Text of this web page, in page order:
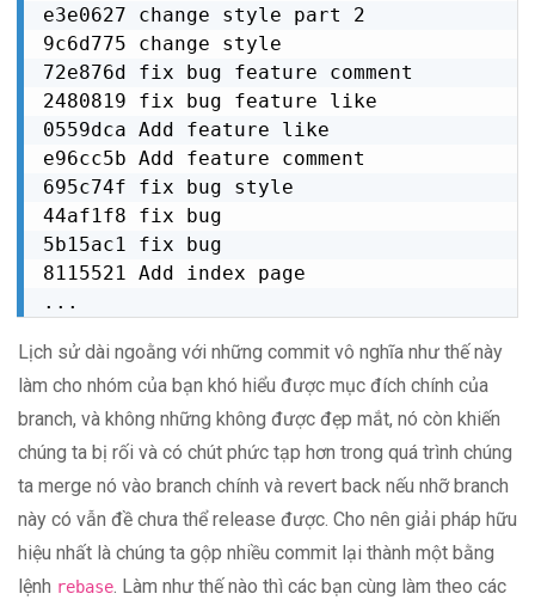
e3e0627 change style part 2
9c6d775 change style
72e876d fix bug feature comment
2480819 fix bug feature like
0559dca Add feature like
e96cc5b Add feature comment
695c74f fix bug style
44af1f8 fix bug
5b15ac1 fix bug
8115521 Add index page
...
Lịch sử dài ngoằng với những commit vô nghĩa như thế này
làm cho nhóm của bạn khó hiểu được mục đích chính của
branch, và không những không được đẹp mắt, nó còn khiến
chúng ta bị rối và có chút phức tạp hơn trong quá trình chúng
ta merge nó vào branch chính và revert back nếu nhỡ branch
này có vẫn đề chưa thể release được. Cho nên giải pháp hữu
hiệu nhất là chúng ta gộp nhiều commit lại thành một bằng
lệnh rebase. Làm như thế nào thì các bạn cùng làm theo các